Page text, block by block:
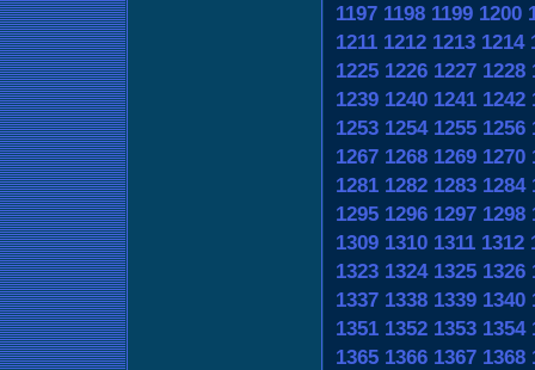
1197 1198 1199 1200
1211 1212 1213 1214
1225 1226 1227 1228
1239 1240 1241 1242
1253 1254 1255 1256
1267 1268 1269 1270
1281 1282 1283 1284
1295 1296 1297 1298
1309 1310 1311 1312
1323 1324 1325 1326
1337 1338 1339 1340
1351 1352 1353 1354
1365 1366 1367 1368